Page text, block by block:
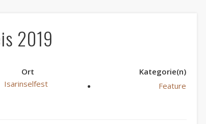
2019
Ort
Isarinselfest
Kategorie(n)
Feature